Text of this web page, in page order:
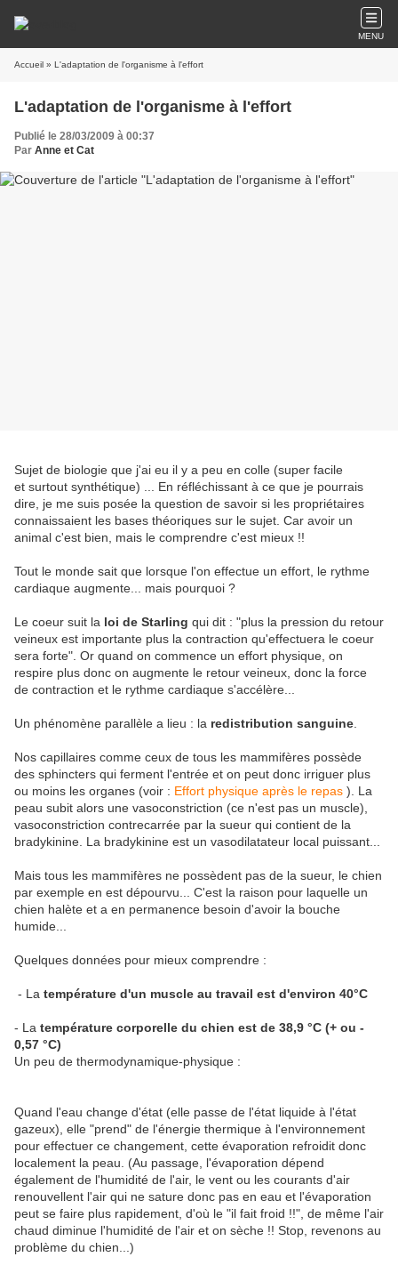
MENU
Accueil » L'adaptation de l'organisme à l'effort
L'adaptation de l'organisme à l'effort
Publié le 28/03/2009 à 00:37
Par Anne et Cat
Sujet de biologie que j'ai eu il y a peu en colle (super facile
et surtout synthétique) ... En réfléchissant à ce que je pourrais
dire, je me suis posée la question de savoir si les propriétaires
connaissaient les bases théoriques sur le sujet. Car avoir un
animal c'est bien, mais le comprendre c'est mieux !!
Tout le monde sait que lorsque l'on effectue un effort, le rythme
cardiaque augmente... mais pourquoi ?
Le coeur suit la loi de Starling qui dit : "plus la pression du retour
veineux est importante plus la contraction qu'effectuera le coeur
sera forte". Or quand on commence un effort physique, on
respire plus donc on augmente le retour veineux, donc la force
de contraction et le rythme cardiaque s'accélère...
Un phénomène parallèle a lieu : la redistribution sanguine
Nos capillaires comme ceux de tous les mammifères possède
des sphincters qui ferment l'entrée et on peut donc irriguer plus
ou moins les organes (voir : Effort physique après le repas ). La
peau subit alors une vasoconstriction (ce n'est pas un muscle),
vasoconstriction contrecarrée par la sueur qui contient de la
bradykinine. La bradykinine est un vasodilatateur local puissant...
Mais tous les mammifères ne possèdent pas de la sueur, le chien
par exemple en est dépourvu... C'est la raison pour laquelle un
chien halète et a en permanence besoin d'avoir la bouche
humide...
Quelques données pour mieux comprendre :
- La température d'un muscle au travail est d'environ 40°C
- La température corporelle du chien est de 38,9 °C (+ ou -
0,57 °C)
Un peu de thermodynamique-physique :
Quand l'eau change d'état (elle passe de l'état liquide à l'état
gazeux), elle "prend" de l'énergie thermique à l'environnement
pour effectuer ce changement, cette évaporation refroidit donc
localement la peau. (Au passage, l'évaporation dépend
également de l'humidité de l'air, le vent ou les courants d'air
renouvellent l'air qui ne sature donc pas en eau et l'évaporation
peut se faire plus rapidement, d'où le "il fait froid !!", de même l'air
chaud diminue l'humidité de l'air et on sèche !! Stop, revenons au
problème du chien...)